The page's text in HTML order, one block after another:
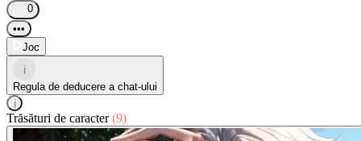
0
•••
Joc
i
Regula de deducere a chat-ului
i
Trăsături de caracter(9)